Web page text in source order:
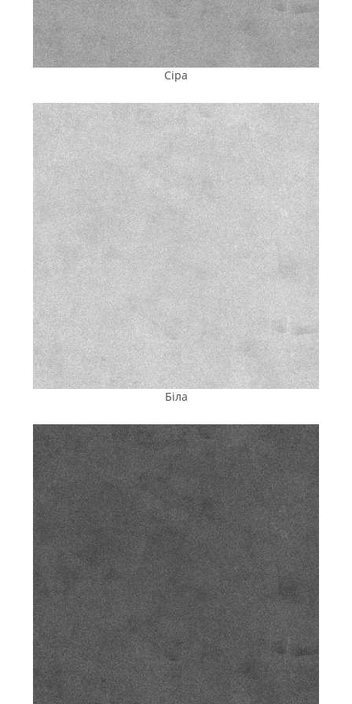
включає крімцементу, піску, води та щебеню (гравію):
високоякісні німецькі пластифікатори, що
поліпшують формування і забезпечують міцність на
стиск;
морозостійкість і забезпечують стійкість до
розтріскування;
гідрофобізатори , що забезпечуютьзахиствід
вологи не тільки зовні, а й усередині структури —
плитка не вбирає воду, не вкривається висолами та
не руйнується від перепадів температур;
стійкі пігменти Bayferrox® (Lanxess, Німеччина), які
зберігають насиченийколір навіть за тривалого
впливу ультрафіолету й агресивного міського
середовища.
Автоматичне дозування компонентів суміші
унеможливлює відхилення в пропорціях і гарантує
стабільність якості кожної партії. А випробування у
власній лабораторії заводу на міцність, водопоглинання,
стійкість до низьких температур і стирання дають змогу
гарантувати заявлені характеристики продукції та
підтверджують відповідність ДСТУ.
Швидко й без зайвих витрат:
доставляння плитки в Очаків
Поряд із якістю та ціною, одним із ключовихчинників,що
впливають на вибір будматеріалів, є зручність логістики.
З урахуванням усіх цих показників, купити тротуарну
плитку в Південному вигідно у виробника «ПІК ПК». Наш
завод розташований у місті Вознесенську Миколаївської
області. Це дає значну перевагу для замовників з
Південного: мінімальні терміни доставляння івідсутність
накладних витрат, пов’язаних із транспортуванням на
великі відстані.
Ми доставляємо плитку на власному спеціалізованому
транспорті. Машини обладнані кранами-маніпуляторами,
що спрощує розвантаження на об’єкті — не потрібна
додаткова техніка аборобоча сила. Ми точно
дотримуємося термінів постачання, це особливо важливо
Сіра
Біла